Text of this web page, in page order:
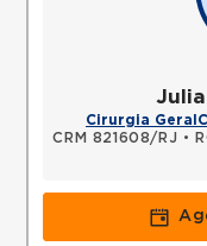
Cirurgia Geral
CRM 821608/RJ •